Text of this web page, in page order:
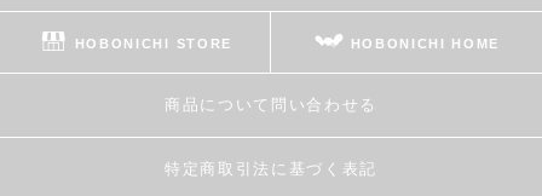
HOBONICHI STORE HOBONICHI HOME
商品について問い合わせる
特定商取引法に基づく表記